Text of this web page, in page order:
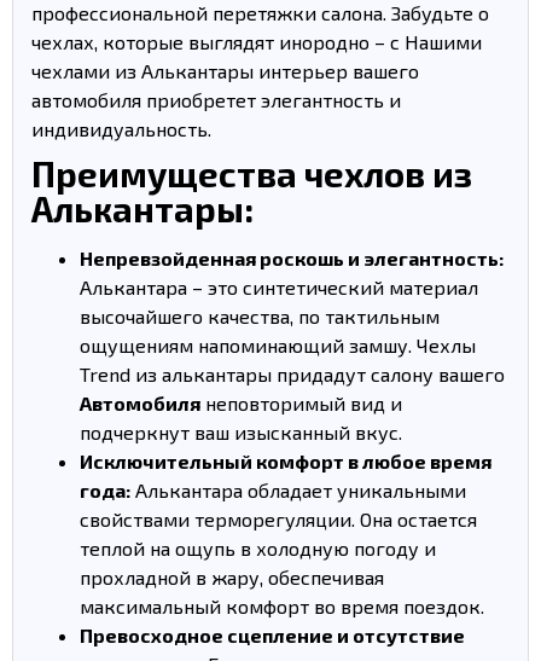
профессиональной перетяжки салона. Забудьте о
чехлах, которые выглядят инородно – с Нашими
чехлами из Алькантары интерьер вашего
автомобиля приобретет элегантность и
индивидуальность.
Преимущества чехлов из
Алькантары:
Непревзойденная роскошь и элегантность:
Алькантара – это синтетический материал
высочайшего качества, по тактильным
ощущениям напоминающий замшу. Чехлы
Trend из алькантары придадут салону вашего
Автомобиля неповторимый вид и
подчеркнут ваш изысканный вкус.
Исключительный комфорт в любое время
года: Алькантара обладает уникальными
свойствами терморегуляции. Она остается
теплой на ощупь в холодную погоду и
прохладной в жару, обеспечивая
максимальный комфорт во время поездок.
Превосходное сцепление и отсутствие